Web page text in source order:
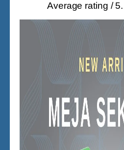
Average rating /